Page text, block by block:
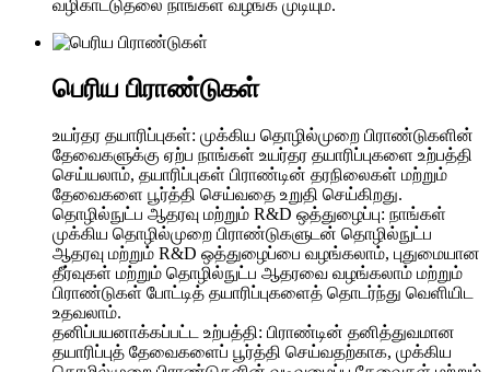
வழிகாட்டுதலை நாங்கள் வழங்க முடியும்.
பெரிய பிராண்டுகள்
உயர்தர தயாரிப்புகள்: முக்கிய தொழில்முறை பிராண்டுகளின்
தேவைகளுக்கு ஏற்ப நாங்கள் உயர்தர தயாரிப்புகளை உற்பத்தி
செய்யலாம், தயாரிப்புகள் பிராண்டின் தரநிலைகள் மற்றும்
தேவைகளை பூர்த்தி செய்வதை உறுதி செய்கிறது.
தொழில்நுட்ப ஆதரவு மற்றும் R&D ஒத்துழைப்பு: நாங்கள்
முக்கிய தொழில்முறை பிராண்டுகளுடன் தொழில்நுட்ப
ஆதரவு மற்றும் R&D ஒத்துழைப்பை வழங்கலாம், புதுமையான
தீர்வுகள் மற்றும் தொழில்நுட்ப ஆதரவை வழங்கலாம் மற்றும்
பிராண்டுகள் போட்டித் தயாரிப்புகளைத் தொடர்ந்து வெளியிட
உதவலாம்.
தனிப்பயனாக்கப்பட்ட உற்பத்தி: பிராண்டின் தனித்துவமான
தயாரிப்புத் தேவைகளைப் பூர்த்தி செய்வதற்காக, முக்கிய